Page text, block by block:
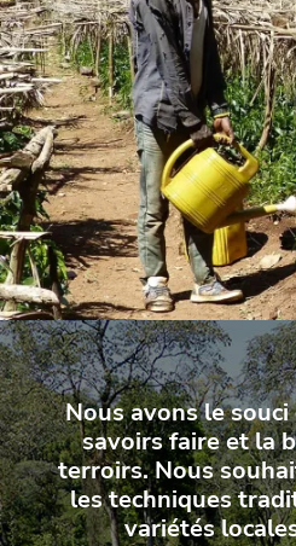
Nous avons le
savoirs faire et la
terroirs. Nous
les techniques
variétés